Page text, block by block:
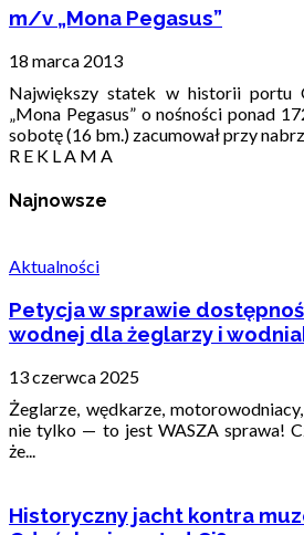
m/v „Mona Pegasus”
18 marca 2013
Największy statek w historii portu
„Mona Pegasus” o nośności ponad
sobotę (16 bm.) zacumował przy
R E K L A M A
Najnowsze
Aktualności
Petycja w sprawie
wodnej dla żeglarzy i
13 czerwca 2025
Żeglarze, wędkarze,
nie tylko — to jest WASZA sprawa!
że...
Historyczny jacht kontra